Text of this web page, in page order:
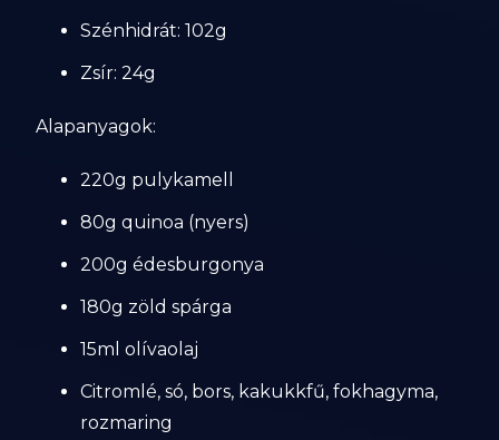
Szénhidrát: 102g
Zsír: 24g
Alapanyagok:
220g pulykamell
80g quinoa (nyers)
200g édesburgonya
180g zöld spárga
15ml olívaolaj
Citromlé, só, bors, kakukkfű, fokhagyma,
rozmaring